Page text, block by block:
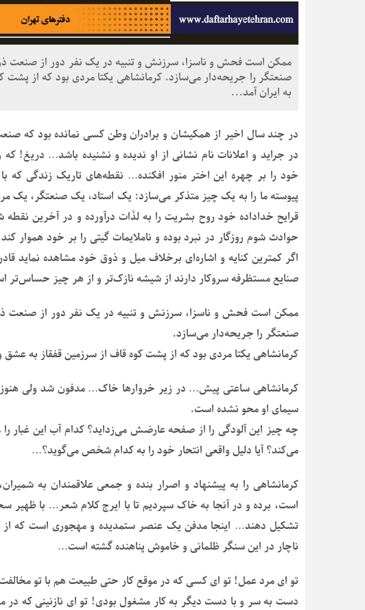
ممکن است فحش و ناسزا، سرزنش و تنبیه در یک نفر دور از صنعت
صنعتگر را جریحه‌دار می‌سازد. کرمانشاهی یکتا مردی بود که از
به ایران آمد...
در چند سال اخیر از همکیشان و برادران وطن کسی نمانده بود که
در جراید و اعلانات نام نشانی از او ندیده و نشنیده باشد… دریغ!
خود را بر چهره این اختر منور افکنده… نقطه‌های تاریک زندگی که
پیوسته ما را به یک چیز متذکر می‌سازد: یک استاد، یک صنعتگر، یک
قرایح خداداده خود روح بشریت را به لذّات درآورده و در آخرین
حوادث شوم روزگار در نبرد بوده و ناملایمات گیتی را بر خود
اگر کمترین کنایه و اشاره‌ای برخلاف میل و ذوق خود مشاهده نماید
صنایع مستظرفه سروکار دارند از شیشه نازک‌تر و از هر چیز حساس‌تر
ممکن است فحش و ناسزا، سرزنش و تنبیه در یک نفر دور از صنعت
صنعتگر را جریحه‌دار می‌سازد.
کرمانشاهی یکتا مردی بود که از پشت کوه قاف از سرزمین قفقاز به
کرمانشاهی ساعتی پیش… در زیر خروارها خاک… مدفون شد ولی هنوز
سیمای او محو نشده است.
چه چیز این آلودگی را از صفحه عارضش می‌زداید؟ کدام آب این غبار را
می‌کند؟ آیا دلیل واقعی انتحار خود را به کدام شخص می‌گوید؟…
کرمانشاهی را به پیشنهاد و اصرار بنده و جمعی علاقمندان به
است، برده و در آنجا به خاک سپردیم تا با ایرج کلام شعر… با
تشکیل دهند… اینجا مدفن یک عنصر ستمدیده و مهجوری است که از
ناچار در این سنگر ظلمانی و خاموش پناهنده گشته است…
تو ای مرد عمل! تو ای کسی که در موقع کار حتی طبیعت هم با تو
دست به سر و با دست دیگر به کار مشغول بودی! تو ای نازنینی که در